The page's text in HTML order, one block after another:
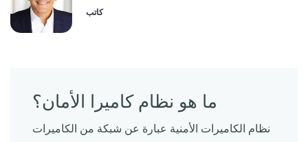
كاتب
ما هو نظام كاميرا الأمان؟
نظام الكاميرات الأمنية عبارة عن شبكة من الكاميرات